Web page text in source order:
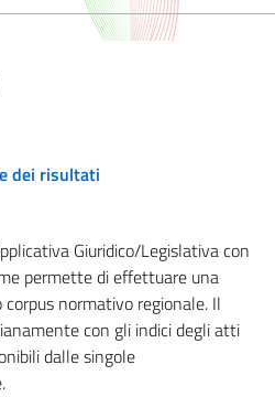
dei risultati
Giuridico/Legislativa con
permette di effettuare una
normativo regionale. Il
con gli indici degli atti
dalle singole